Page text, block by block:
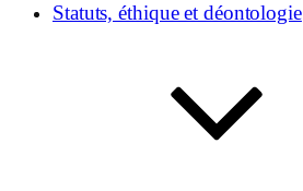
Statuts, éthique et déontologie